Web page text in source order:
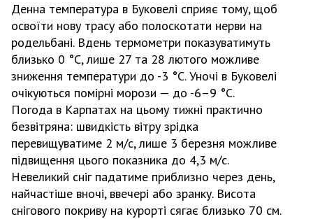
Денна температура в Буковелі сприяє тому, щоб
освоїти нову трасу або полоскотати нерви на
родельбані. Вдень термометри показуватимуть
близько 0 °С, лише 27 та 28 лютого можливе
зниження температури до -3 °С. Уночі в Буковелі
очікуються помірні морози — до -6–9 °С.
Погода в Карпатах на цьому тижні практично
безвітряна: швидкість вітру зрідка
перевищуватиме 2 м/с, лише 3 березня можливе
підвищення цього показника до 4,3 м/с.
Невеликий сніг падатиме приблизно через день,
найчастіше вночі, ввечері або зранку. Висота
снігового покриву на курорті сягає близько 70 см.